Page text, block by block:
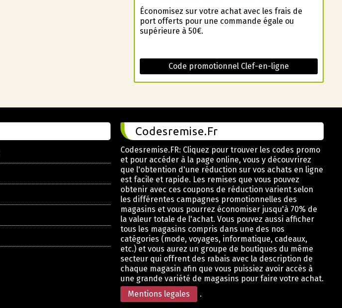
Économisez sur votre achat avec les frais de
port offerts pour une commande égale ou
supérieure à 50€.
Code promotionnel Clef-en-ligne
Codesremise.Fr
Codesremise.FR: Cliquez pour trouver les codes promo
et pour accéder à la page online, vous y découvrirez
que l'obtention d'une réduction sur vos achats en ligne
est facile et rapide. Les remises que vous pouvez
obtenir avec ces coupons de réduction varient selon
les différentes campagnes promotionnelles des
magasins et vous pourrez économiser jusqu'à 70% de
la valeur totale de l'achat. Vous pouvez aussi afficher
tous les magasins compris dans une des nos
catégories (mode, voyages, informatique, cadeaux,
etc.) et vous aurez un groupe de boutiques du même
secteur qui offrent des rabais avec la description de
chaque magasin afin que vous puissiez avoir accès à
une grande variété de magasins pour faire votre achat.
Mentions legales
.